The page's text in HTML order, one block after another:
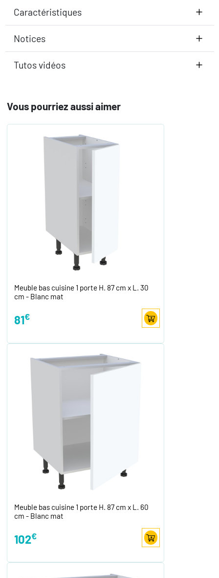
Caractéristiques
Notices
Tutos vidéos
Vous pourriez aussi aimer
Meuble bas cuisine 1 porte H. 87 cm x L. 30
cm - Blanc mat
81€
Meuble bas cuisine 1 porte H. 87 cm x L. 60
cm - Blanc mat
102€